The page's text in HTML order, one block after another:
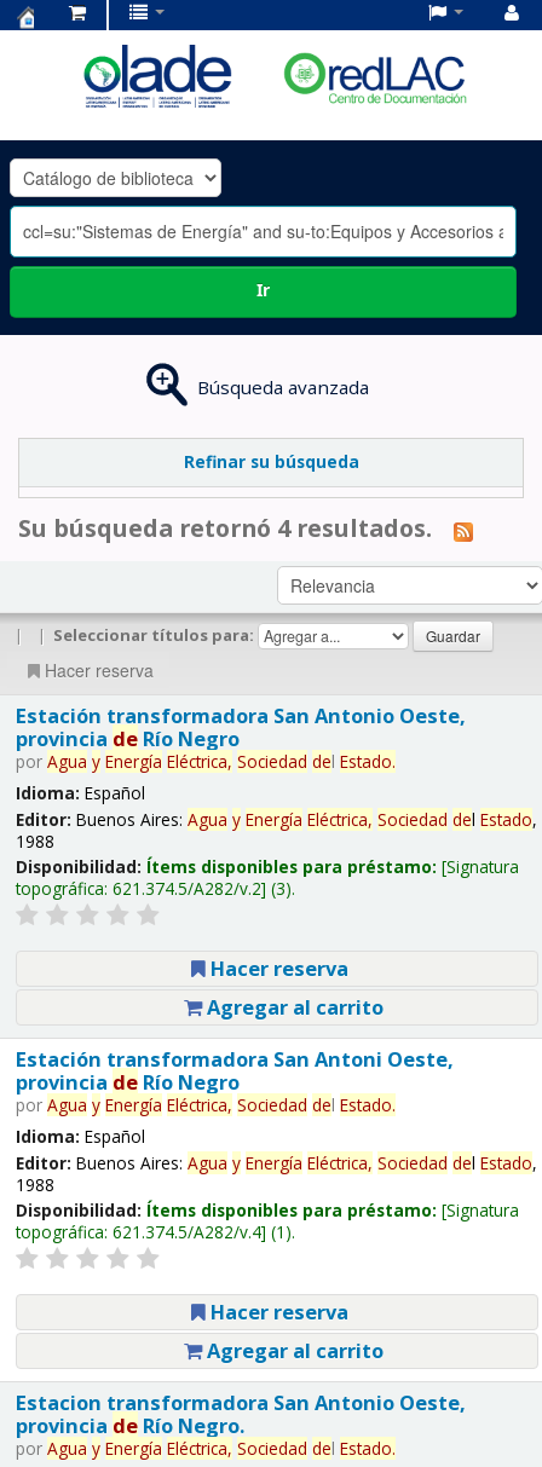
OLADE
-
Ir
Búsqueda avanzada
Refinar su búsqueda
Su búsqueda retornó 4 resultados.
| | Seleccionar títulos para:
Hacer reserva
Estación transformadora San Antonio Oeste,
provincia deRío Negro
por Agua y Energía Eléctrica, Sociedad del Estado.
Idioma: Español
Editor: Buenos Aires: Agua y Energía Eléctrica, Sociedad del Estado,
1988
Disponibilidad: Ítems disponibles para préstamo: Signatura
topográfica: 621.374.5/A282/v.2 (3).
Hacer reserva
Agregar al carrito
Estación transformadora San Antoni Oeste,
provincia deRío Negro
por Agua y Energía Eléctrica, Sociedad del Estado.
Idioma: Español
Editor: Buenos Aires: Agua y Energía Eléctrica, Sociedad del Estado,
1988
Disponibilidad: Ítems disponibles para préstamo: Signatura
topográfica: 621.374.5/A282/v.4 (1).
Hacer reserva
Agregar al carrito
Estacion transformadora San Antonio Oeste,
provincia deRío Negro.
por Agua y Energía Eléctrica, Sociedad del Estado.